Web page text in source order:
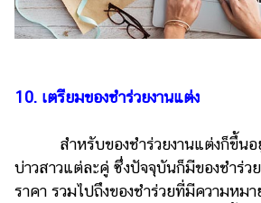
10. เตรียมของชำร่วยงานแต่ง
สำหรับของชำร่วยงานแต่งก็ขึ้นอ
บ่าวสาวแต่ละคู่ ซึ่งปัจจุบันก็มีของชำร่ว
ราคา รวมไปถึงของชำร่วยที่มีความหม